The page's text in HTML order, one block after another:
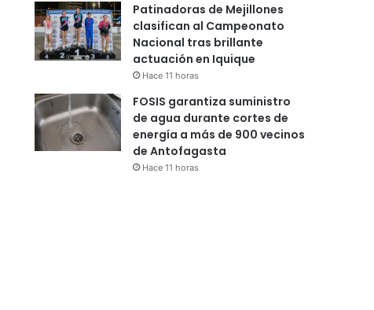
Patinadoras de Mejillones
clasifican al Campeonato
Nacional tras brillante
actuación en Iquique
Hace 11 horas
FOSIS garantiza suministro
de agua durante cortes de
energía a más de 900 vecinos
de Antofagasta
Hace 11 horas